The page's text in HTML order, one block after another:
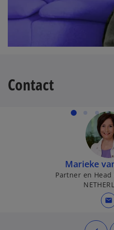
b
Contact
Marieke
Partner en
mail